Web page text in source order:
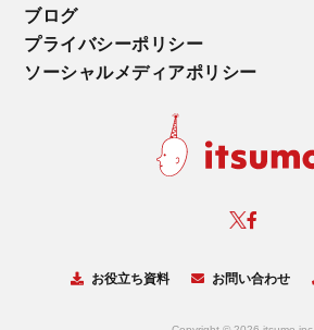
ブログ
プライバシーポリシー
ソーシャルメディアポリシー
お役立ち資料 お問い合わせ